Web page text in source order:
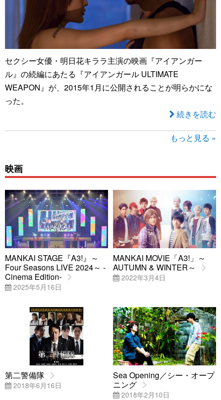
セクシー女優・明日花キララ主演の映画『アイアンガー
ル』の続編にあたる『アイアンガール ULTIMATE
WEAPON』が、2015年1月に公開されることが明らかにな
った。
続きを読む
もっと見る »
映画
MANKAI STAGE『A3!』～
Four Seasons LIVE 2024～ -
Cinema Edition-
2025年5月16日
MANKAI MOVIE「A3!」～
AUTUMN & WINTER～
2022年3月4日
第二警備隊
2018年6月16日
Sea Opening／シー・オープ
ニング
2018年2月10日